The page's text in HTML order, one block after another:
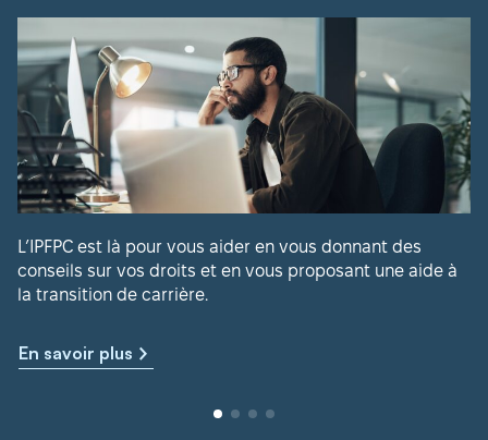
L’IPFPC est là pour vous aider en vous donnant des
conseils sur vos droits et en vous proposant une aide à
la transition de carrière.
En savoir plus